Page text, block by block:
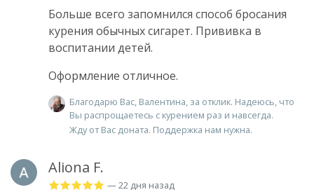
Больше всего запомнился способ бросания
курения обычных сигарет. Прививка в
воспитании детей.
Оформление отличное.
Благодарю Вас, Валентина, за отклик. Надеюсь, что
Вы распрощаетесь с курением раз и навсегда.
Жду от Вас доната. Поддержка нам нужна.
Aliona F.
— 22 дня назад